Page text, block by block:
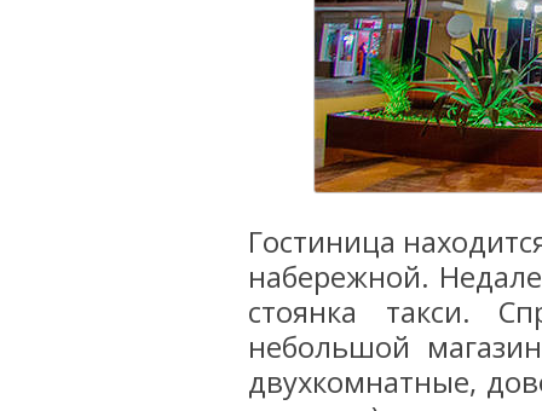
Гостиница
набережной.
стоянка такси.
небольшой
двухкомнатные,